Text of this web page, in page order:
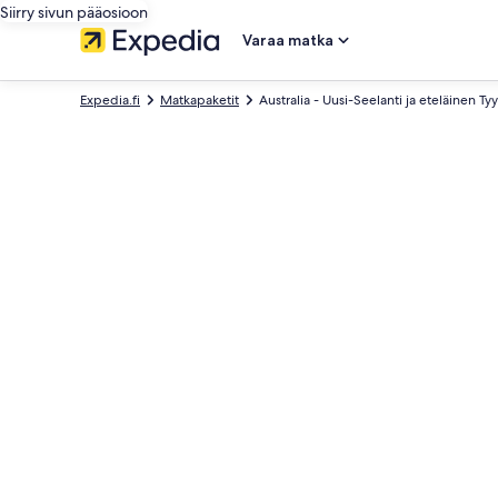
Siirry sivun pääosioon
Varaa matka
Australia - Uusi-Seelanti ja eteläinen
Matkapaketit
Expedia.fi